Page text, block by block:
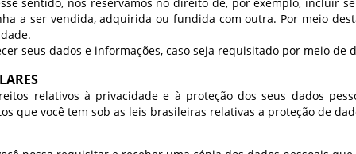
a ser vendida, adquirida ou fundida com outra. Por meio
seus dados e informações, caso seja requisitado por meio de
relativos à privacidade e à proteção dos seus dados
que você tem sob as leis brasileiras relativas a proteção de